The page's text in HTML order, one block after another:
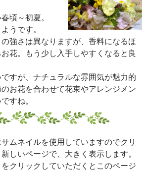
頃～初夏。
うです。
強さは異なりますが、香料になるほ
花。もう少し入手しやすくなると良
すが、ナチュラルな雰囲気が魅力的
お花を合わせて花束やアレンジメン
すね。
ムネイルを使用していますのでクリ
しいページで、大きく表示します。
をクリックしていただくとこのページ